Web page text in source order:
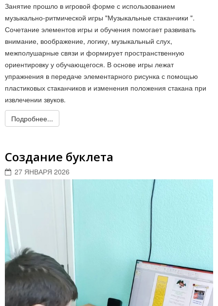
Занятие прошло в игровой форме с использованием
музыкально-ритмической игры "Музыкальные стаканчики ".
Сочетание элементов игры и обучения помогает развивать
внимание, воображение, логику, музыкальный слух,
межполушарные связи и формирует пространственную
ориентировку у обучающегося. В основе игры лежат
упражнения в передаче элементарного рисунка с помощью
пластиковых стаканчиков и изменения положения стакана при
извлечении звуков.
Подробнее...
Создание буклета
27 ЯНВАРЯ 2026